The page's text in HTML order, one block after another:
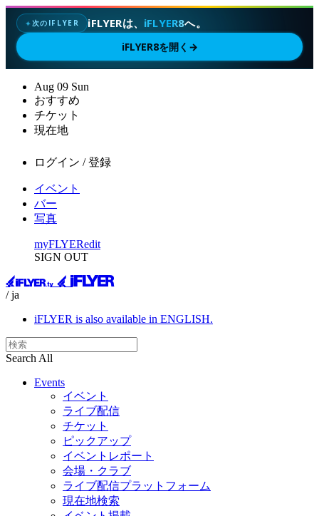
✦次のIFLYER iFLYERは、 iFLYER8へ。
iFLYER8を開く →
Aug 09 Sun
おすすめ
チケット
現在地
ログイン / 登録
イベント
バー
写真
myFLYERedit
SIGN OUT
/ ja
iFLYER is also available in ENGLISH.
Search All
Events
イベント
ライブ配信
チケット
ピックアップ
イベントレポート
会場・クラブ
ライブ配信プラットフォーム
現在地検索